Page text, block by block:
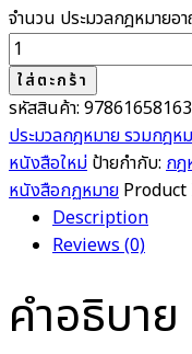
จำนวน ประมวลกฎหมาย
ใส่ตะกร้า
รหัสสินค้า:
ประมวลกฎหมาย รวมกฎห
หนังสือใหม่ ป้ายกำกับ: กฎ
หนังสือกฏหมาย Product
Description
Reviews (0)
คำอธิบาย